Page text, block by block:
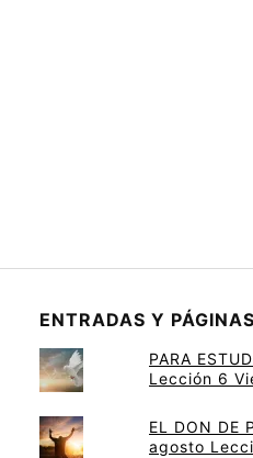
ENTRADAS Y
PARA
Lección 6
EL DON DE
agosto